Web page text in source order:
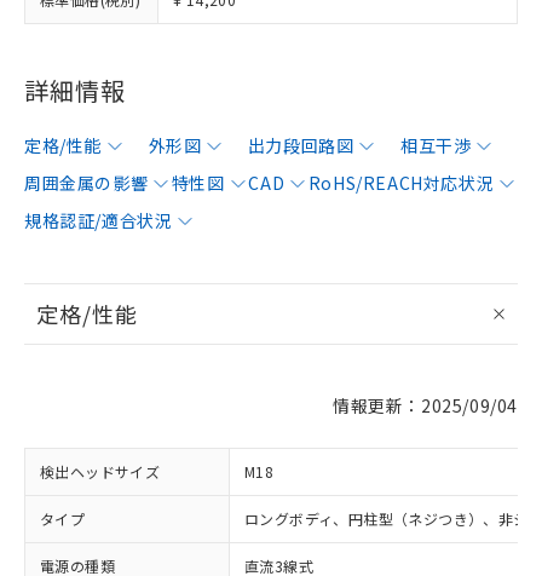
詳細情報
定格/性能 外形図 出力段回路図
相互干渉
周囲金属の影響
特性図 CAD
RoHS/REACH対応状況
規格認証/適合状況
定格/性能
情報更新：2025/09/04
検出ヘッドサイズ M18
タイプ ロングボディ、円柱型（ネジつき）、非シ
電源の種類 直流3線式